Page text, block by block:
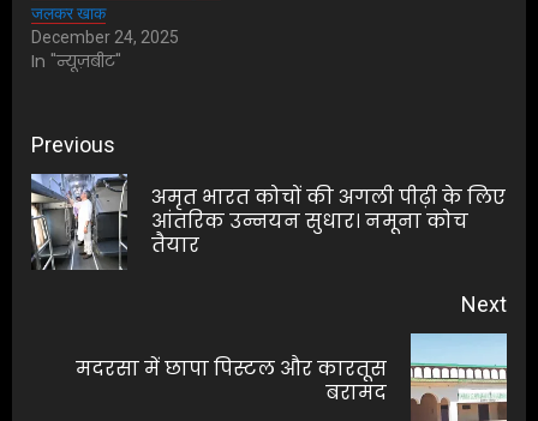
जलकर खाक
December 24, 2025
In "न्यूज़बीट"
Post
navigation
Previous
अमृत भारत कोचों की अगली पीढ़ी के लिए
आंतरिक उन्नयन सुधार। नमूना कोच
तैयार
Next
मदरसा में छापा पिस्टल और कारतूस
बरामद